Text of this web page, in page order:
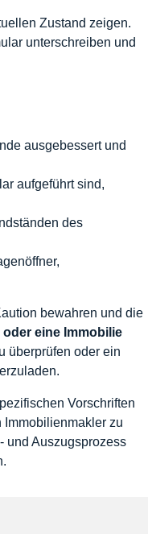
Zustand zeigen.
unterschreiben und
ausgebessert und
aufgeführt sind,
des
bewahren und die
eine Immobilie
überprüfen oder ein
Vorschriften
Immobilienmakler zu
und Auszugsprozess